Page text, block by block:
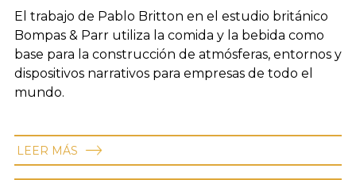
El trabajo de Pablo Britton en el estudio británico
Bompas & Parr utiliza la comida y la bebida como
base para la construcción de atmósferas, entornos y
dispositivos narrativos para empresas de todo el
mundo.
LEER MÁS